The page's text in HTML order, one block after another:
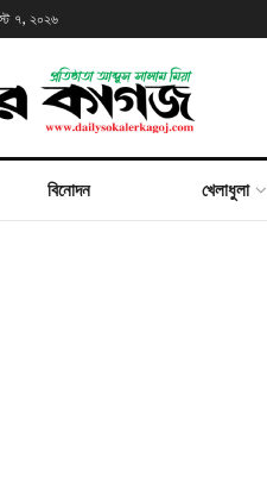
৭, ২০২৬
বিনোদন খেলাধুলা